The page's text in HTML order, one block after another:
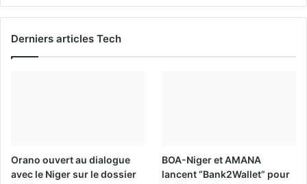
Derniers articles Tech
Orano ouvert au dialogue
avec le Niger sur le dossier
BOA-Niger et AMANA
lancent “Bank2Wallet” pour